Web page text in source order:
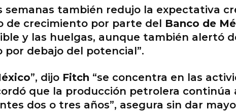
semanas también redujo la expectativa
de crecimiento por parte del Banco de
y las huelgas, aunque también alertó
debajo del potencial”.
”, dijo Fitch “se concentra en las
que la producción petrolera continúa
dos o tres años”, asegura sin dar